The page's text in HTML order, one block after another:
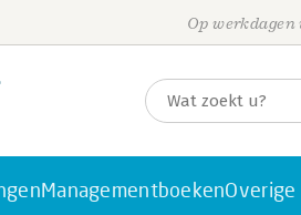
Op
ManagementboekenOverige